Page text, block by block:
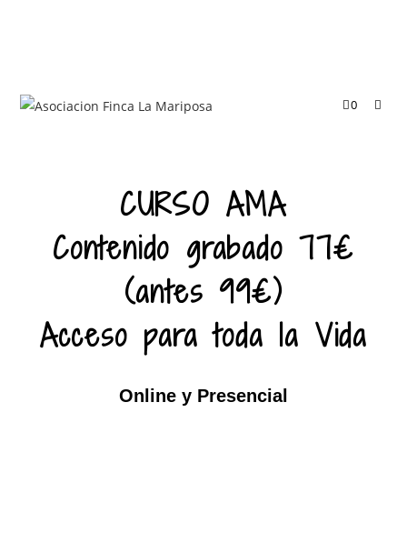
0
CURSO AMA
Contenido grabado 77€
(antes 99€)
Acceso para toda la Vida
Online y Presencial